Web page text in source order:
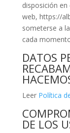
disposición en
web, https://
someterse a
cada
DATOS
Leer Política
DE LOS